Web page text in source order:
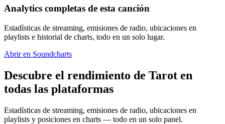
Analytics completas de esta canción
Estadísticas de streaming, emisiones de radio, ubicaciones en
playlists e historial de charts, todo en un solo lugar.
Abrir en Soundcharts
Descubre el rendimiento de Tarot en
todas las plataformas
Estadísticas de streaming, emisiones de radio, ubicaciones en
playlists y posiciones en charts — todo en un solo panel.